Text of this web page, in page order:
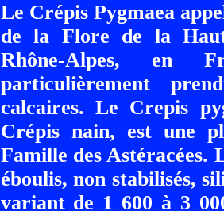
Le Crépis Pygmaea
de la Flore de la
Rhône-Alpes, en
particulièrement
calcaires. Le Crepis
Crépis nain, est une
Famille des Astéracées.
éboulis, non stabilisés,
variant de 1 600 à 3